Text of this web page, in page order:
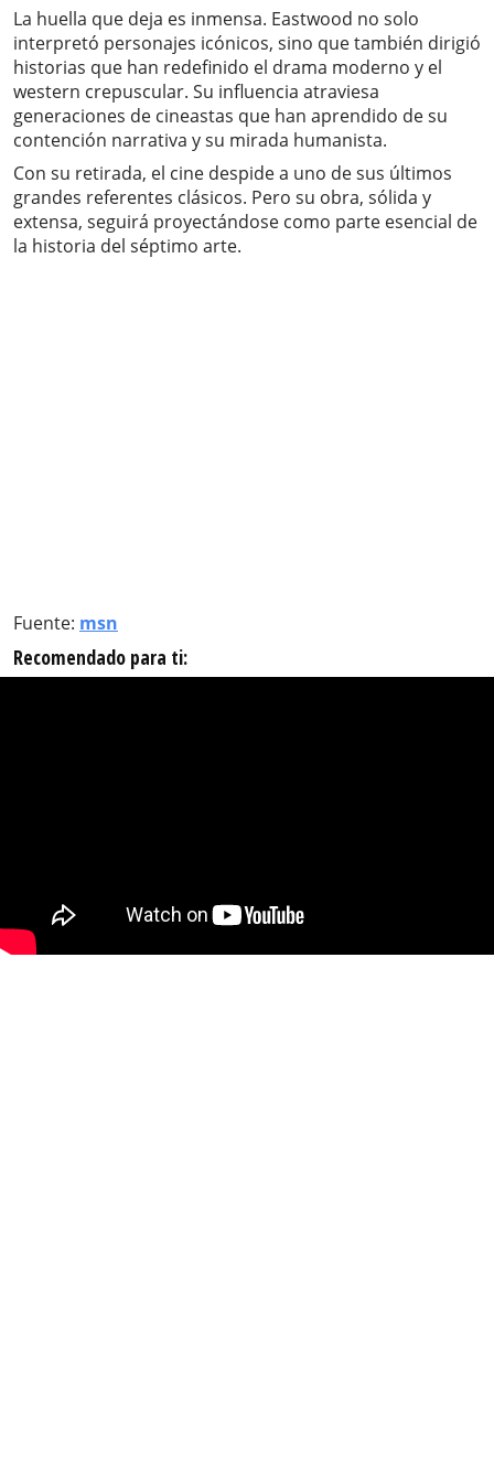
La huella que deja es inmensa. Eastwood no solo
interpretó personajes icónicos, sino que también dirigió
historias que han redefinido el drama moderno y el
western crepuscular. Su influencia atraviesa
generaciones de cineastas que han aprendido de su
contención narrativa y su mirada humanista.
Con su retirada, el cine despide a uno de sus últimos
grandes referentes clásicos. Pero su obra, sólida y
extensa, seguirá proyectándose como parte esencial de
la historia del séptimo arte.
Fuente: msn
Recomendado para ti: